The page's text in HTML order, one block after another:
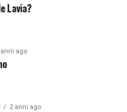
Lavia?
anni ago
2 anni ago